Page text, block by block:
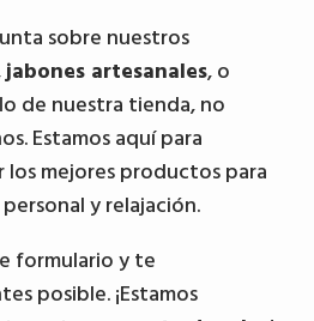
sobre nuestros
jabones artesanales, o
de nuestra tienda, no
Estamos aquí para
mejores productos para
y relajación.
formulario y te
posible. ¡Estamos